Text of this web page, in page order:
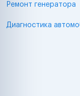
Ремонт генератора
Диагностика